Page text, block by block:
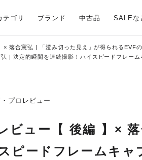
テゴリ ブランド 中古品 SALEな
落合憲弘 | 「澄み切った見え」が得られるEVF
| 決定的瞬間を連続撮影！ハイスピードフレーム
プロレビュー
ビュー【 後編 】×
ピードフレームキャ